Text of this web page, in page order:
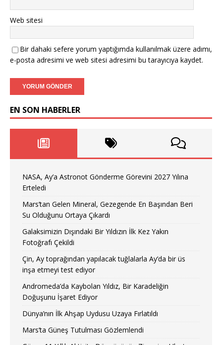
Web sitesi
Bir dahaki sefere yorum yaptığımda kullanılmak üzere adımı,
e-posta adresimi ve web sitesi adresimi bu tarayıcıya kaydet.
EN SON HABERLER
NASA, Ay’a Astronot Gönderme Görevini 2027 Yılına
Erteledi
Mars’tan Gelen Mineral, Gezegende En Başından Beri
Su Olduğunu Ortaya Çıkardı
Galaksimizin Dışındaki Bir Yıldızın İlk Kez Yakın
Fotoğrafı Çekildi
Çin, Ay toprağından yapılacak tuğlalarla Ay’da bir üs
inşa etmeyi test ediyor
Andromeda’da Kaybolan Yıldız, Bir Karadeliğin
Doğuşunu İşaret Ediyor
Dünya’nın İlk Ahşap Uydusu Uzaya Fırlatıldı
Mars’ta Güneş Tutulması Gözlemlendi